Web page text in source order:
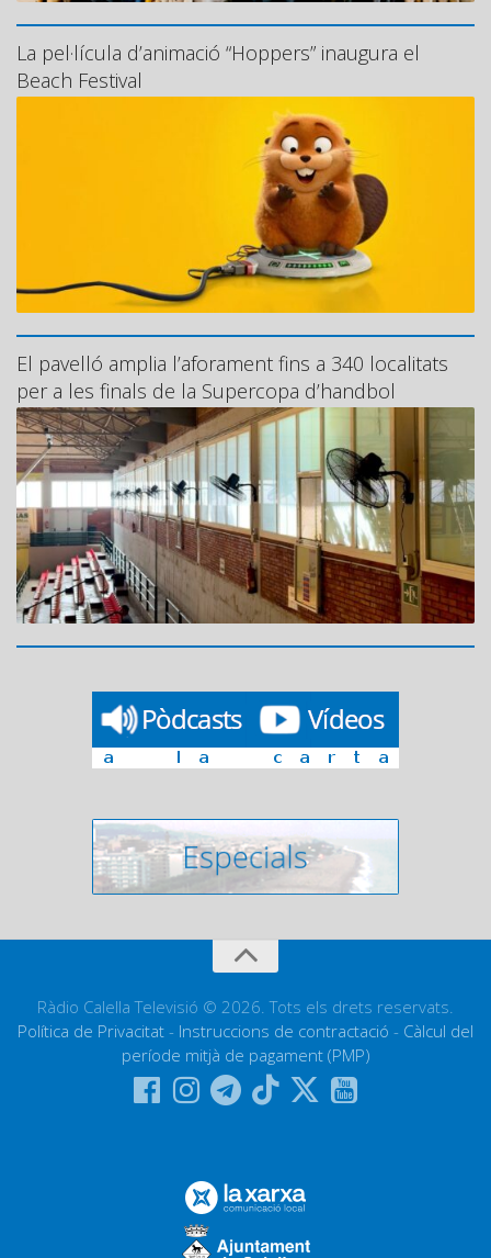
La pel·lícula d’animació “Hoppers” inaugura el
Beach Festival
El pavelló amplia l’aforament fins a 340 localitats
per a les finals de la Supercopa d’handbol
Ràdio Calella Televisió © 2026. Tots els drets reservats.
Política de Privacitat - Instruccions de contractació - Càlcul del
període mitjà de pagament (PMP)